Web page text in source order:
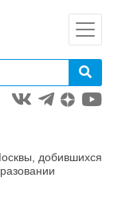
добившихся